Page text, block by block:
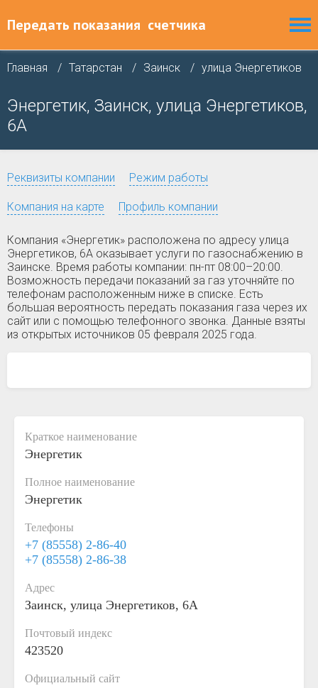
Передать показания счетчика
Главная Татарстан Заинск улица Энергетиков
Энергетик, Заинск, улица Энергетиков,
6А
Реквизиты компании Режим работы
Компания на карте Профиль компании
Компания «Энергетик» расположена по адресу улица
Энергетиков, 6А оказывает услуги по газоснабжению в
Заинске. Время работы компании: пн-пт 08:00–20:00.
Возможность передачи показаний за газ уточняйте по
телефонам расположенным ниже в списке. Есть
большая вероятность передать показания газа через их
сайт или с помощью телефонного звонка. Данные взяты
из открытых источников 05 февраля 2025 года.
Краткое наименование
Энергетик
Полное наименование
Энергетик
Телефоны
+7 (85558) 2-86-40
+7 (85558) 2-86-38
Адрес
Заинск, улица Энергетиков, 6А
Почтовый индекс
423520
Официальный сайт